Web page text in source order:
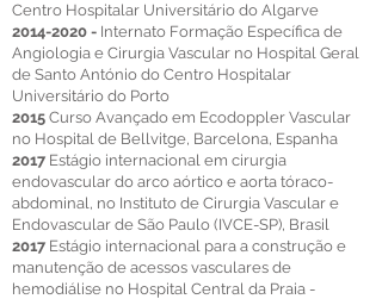
Centro Hospitalar Universitário do Algarve
2014-2020 - Internato Formação Específica de
Angiologia e Cirurgia Vascular no Hospital Geral
de Santo António do Centro Hospitalar
Universitário do Porto
2015 Curso Avançado em Ecodoppler Vascular
no Hospital de Bellvitge, Barcelona, Espanha
2017 Estágio internacional em cirurgia
endovascular do arco aórtico e aorta tóraco-
abdominal, no Instituto de Cirurgia Vascular e
Endovascular de São Paulo (IVCE-SP), Brasil
2017 Estágio internacional para a construção e
manutenção de acessos vasculares de
hemodiálise no Hospital Central da Praia -